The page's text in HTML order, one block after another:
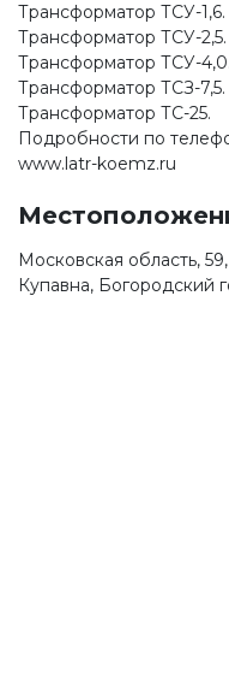
Трансформатор ТСУ-1,6.
Трансформатор ТСУ-2,5.
Трансформатор ТСУ-4,0.
Трансформатор ТСЗ-7,5.
Трансформатор ТС-25.
Подробности по
www.latr-koemz.ru
Московская область,
Купавна, Богородский